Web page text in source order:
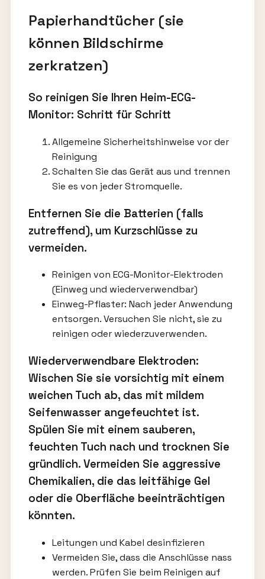
Papierhandtücher (sie
können Bildschirme
zerkratzen)
So reinigen Sie Ihren Heim-ECG-
Monitor: Schritt für Schritt
Allgemeine Sicherheitshinweise vor der
Reinigung
Schalten Sie das Gerät aus und trennen
Sie es von jeder Stromquelle.
Entfernen Sie die Batterien (falls
zutreffend), um Kurzschlüsse zu
vermeiden.
Reinigen von ECG-Monitor-Elektroden
(Einweg und wiederverwendbar)
Einweg-Pflaster: Nach jeder Anwendung
entsorgen. Versuchen Sie nicht, sie zu
reinigen oder wiederzuverwenden.
Wiederverwendbare Elektroden:
Wischen Sie sie vorsichtig mit einem
weichen Tuch ab, das mit mildem
Seifenwasser angefeuchtet ist.
Spülen Sie mit einem sauberen,
feuchten Tuch nach und trocknen Sie
gründlich. Vermeiden Sie aggressive
Chemikalien, die das leitfähige Gel
oder die Oberfläche beeinträchtigen
könnten.
Leitungen und Kabel desinfizieren
Vermeiden Sie, dass die Anschlüsse nass
werden. Prüfen Sie beim Reinigen auf